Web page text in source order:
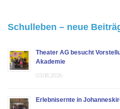
Schulleben – neue
Theater AG besucht
Akademie
03.08.2026
Erlebnisernte in